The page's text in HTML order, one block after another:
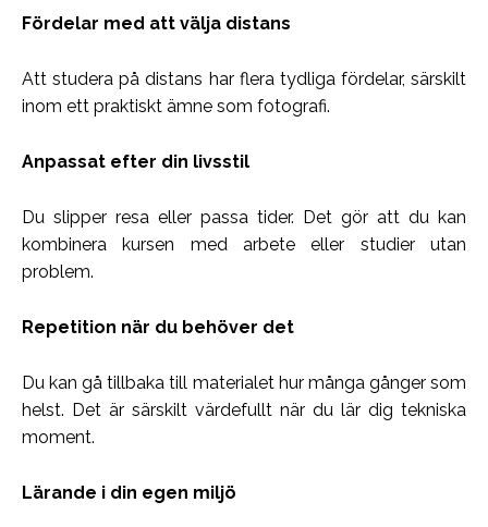
Fördelar med att välja distans
Att studera på distans har flera tydliga fördelar, särskilt
inom ett praktiskt ämne som fotografi.
Anpassat efter din livsstil
Du slipper resa eller passa tider. Det gör att du kan
kombinera kursen med arbete eller studier utan
problem.
Repetition när du behöver det
Du kan gå tillbaka till materialet hur många gånger som
helst. Det är särskilt värdefullt när du lär dig tekniska
moment.
Lärande i din egen miljö